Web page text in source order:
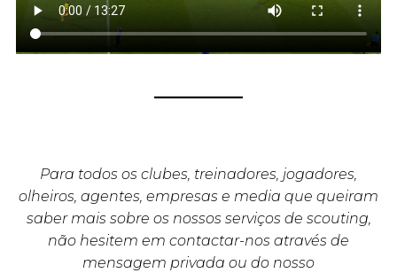
Para todos os clubes, treinadores, jogadores,
olheiros, agentes, empresas e media que queiram
saber mais sobre os nossos serviços de scouting,
não hesitem em contactar-nos através de
mensagem privada ou do nosso